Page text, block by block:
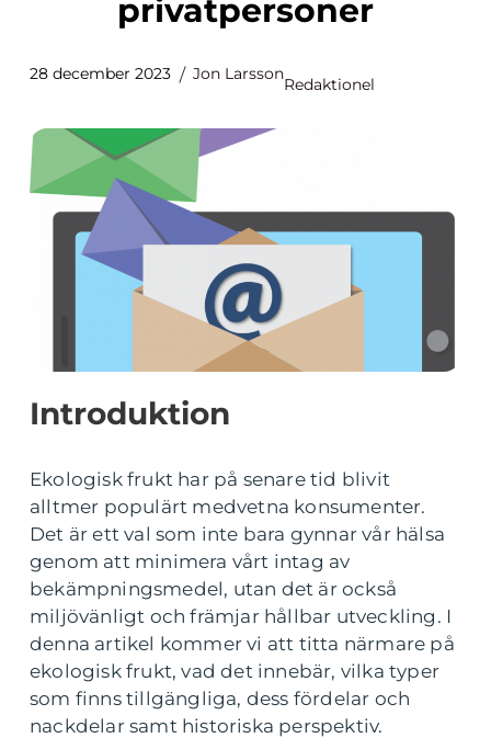
privatpersoner
28 december 2023 Jon Larsson
Redaktionel
Introduktion
Ekologisk frukt har på senare tid blivit
alltmer populärt medvetna konsumenter.
Det är ett val som inte bara gynnar vår hälsa
genom att minimera vårt intag av
bekämpningsmedel, utan det är också
miljövänligt och främjar hållbar utveckling. I
denna artikel kommer vi att titta närmare på
ekologisk frukt, vad det innebär, vilka typer
som finns tillgängliga, dess fördelar och
nackdelar samt historiska perspektiv.